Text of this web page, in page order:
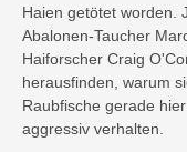
Haien getötet worden.
Abalonen-Taucher
Haiforscher Craig
herausfinden, warum
Raubfische gerade
aggressiv verhalten.